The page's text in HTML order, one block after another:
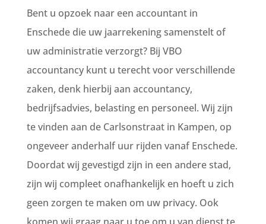
Bent u opzoek naar een accountant in
Enschede die uw jaarrekening samenstelt of
uw administratie verzorgt? Bij VBO
accountancy kunt u terecht voor verschillende
zaken, denk hierbij aan accountancy,
bedrijfsadvies, belasting en personeel. Wij zijn
te vinden aan de Carlsonstraat in Kampen, op
ongeveer anderhalf uur rijden vanaf Enschede.
Doordat wij gevestigd zijn in een andere stad,
zijn wij compleet onafhankelijk en hoeft u zich
geen zorgen te maken om uw privacy. Ook